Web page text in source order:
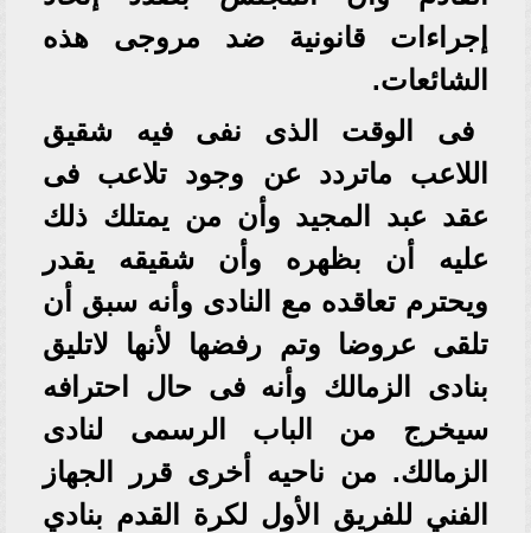
إجراءات قانونية ضد مروجى هذه
الشائعات.
فى الوقت الذى نفى فيه شقيق
اللاعب ماتردد عن وجود تلاعب فى
عقد عبد المجيد وأن من يمتلك ذلك
عليه أن بظهره وأن شقيقه يقدر
ويحترم تعاقده مع النادى وأنه سبق أن
تلقى عروضا وتم رفضها لأنها لاتليق
بنادى الزمالك وأنه فى حال احترافه
سيخرج من الباب الرسمى لنادى
الزمالك. من ناحيه أخرى قرر الجهاز
الفني للفريق الأول لكرة القدم بنادي